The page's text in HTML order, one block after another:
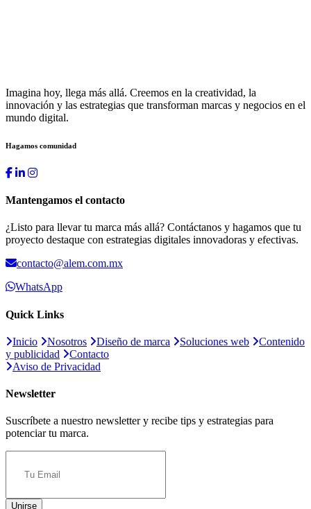
Imagina hoy, llega más allá. Creemos en la creatividad, la
innovación y las estrategias que transforman marcas y negocios en el
mundo digital.
Hagamos comunidad
Mantengamos el contacto
¿Listo para llevar tu marca más allá? Contáctanos y hagamos que tu
proyecto destaque con estrategias digitales innovadoras y efectivas.
contacto@alem.com.mx
WhatsApp
Quick Links
Inicio Nosotros Diseño de marca Soluciones web
Contenido
y publicidad
Contacto
Aviso de Privacidad
Newsletter
Suscríbete a nuestro newsletter y recibe tips y estrategias para
potenciar tu marca.
Unirse